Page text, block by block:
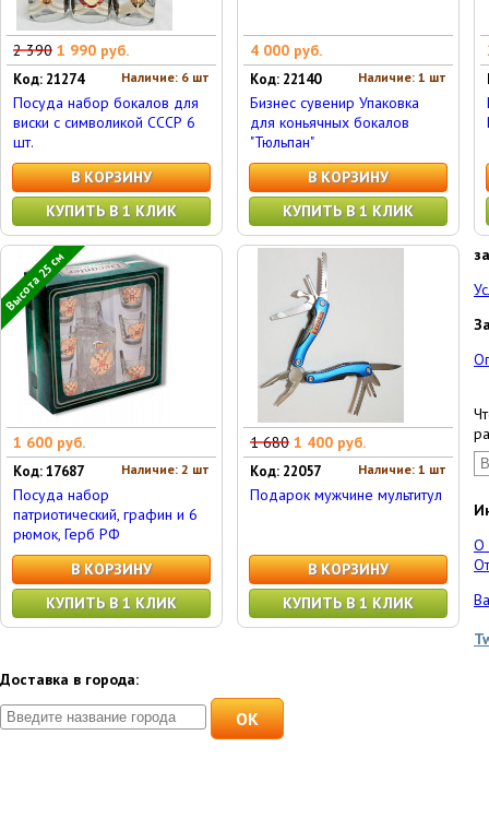
2 390 1 990 руб.
Наличие: 6 шт
Код: 21274
Посуда набор бокалов для
виски с символикой СССР 6
шт.
В КОРЗИНУ
КУПИТЬ В 1 КЛИК
4 000 руб.
Наличие: 1 шт
Код: 22140
Бизнес сувенир Упаковка
для коньячных бокалов
"Тюльпан"
В КОРЗИНУ
КУПИТЬ В 1 КЛИК
Высота 25 см
1 600 руб.
Наличие: 2 шт
Код: 17687
Посуда набор
патриотический, графин и 6
рюмок, Герб РФ
В КОРЗИНУ
КУПИТЬ В 1 КЛИК
1 680 1 400 руб.
Наличие: 1 шт
Код: 22057
Подарок мужчине мультитул
В КОРЗИНУ
КУПИТЬ В 1 КЛИК
О
Доставка в города:
OK